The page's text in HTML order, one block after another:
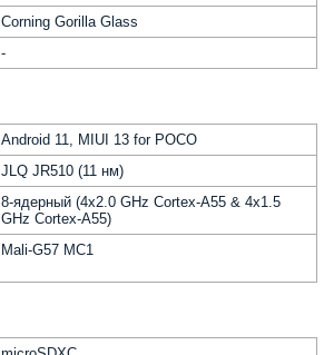
Corning Gorilla Glass
-
Android 11, MIUI 13 for POCO
JLQ JR510 (11 нм)
8-ядерный (4x2.0 GHz Cortex-A55 & 4x1.5
GHz Cortex-A55)
Mali-G57 MC1